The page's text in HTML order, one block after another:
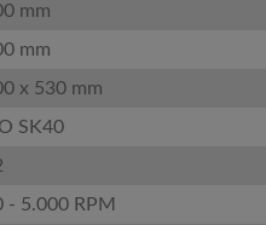
mm
mm
x 530 mm
SK40
- 5.000 RPM